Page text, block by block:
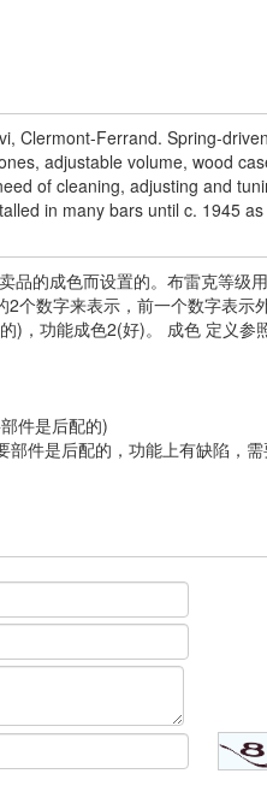
Clermont-Ferrand. Spring-
adjustable volume, wood
of cleaning, adjusting and
in many bars until c. 1945
品的成色而设置的。布雷克等级
个数字来表示，前一个数字表示
)，功能成色2(好)。 成色 定义参
件是后配的)
件是后配的，功能上有缺陷，